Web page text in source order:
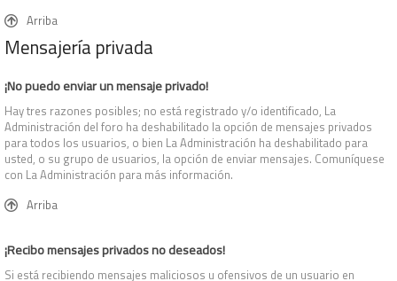
Arriba
Mensajería privada
¡No puedo enviar un mensaje privado!
Hay tres razones posibles; no está registrado y/o identificado, La
Administración del foro ha deshabilitado la opción de mensajes privados
para todos los usuarios, o bien La Administración ha deshabilitado para
usted, o su grupo de usuarios, la opción de enviar mensajes. Comuníquese
con La Administración para más información.
Arriba
¡Recibo mensajes privados no deseados!
Si está recibiendo mensajes maliciosos u ofensivos de un usuario en